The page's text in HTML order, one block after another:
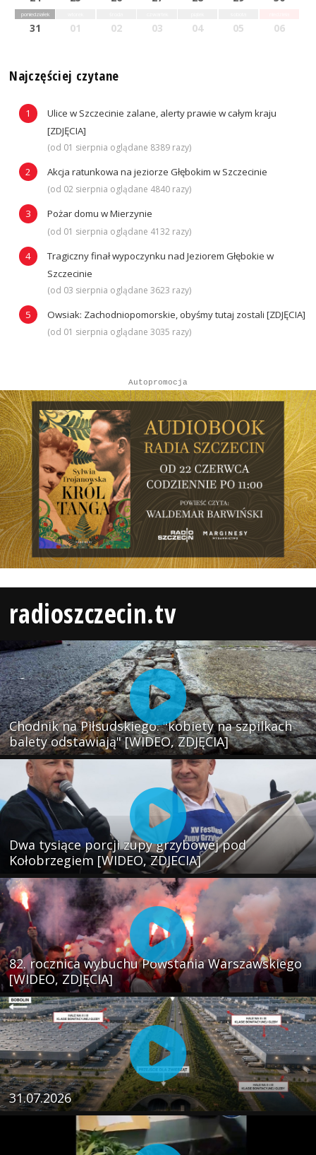
poniedziałek
31 01 02 03 04 05 06
Najczęściej czytane
Ulice w Szczecinie zalane, alerty prawie w całym kraju
[ZDJĘCIA]
(od 01 sierpnia oglądane 8389 razy)
Akcja ratunkowa na jeziorze Głębokim w Szczecinie
(od 02 sierpnia oglądane 4840 razy)
Pożar domu w Mierzynie
(od 01 sierpnia oglądane 4132 razy)
Tragiczny finał wypoczynku nad Jeziorem Głębokie w
Szczecinie
(od 03 sierpnia oglądane 3623 razy)
Owsiak: Zachodniopomorskie, obyśmy tutaj zostali [ZDJĘCIA]
(od 01 sierpnia oglądane 3035 razy)
Autopromocja
radioszczecin.tv
Chodnik na Piłsudskiego: "kobiety na szpilkach
balety odstawiają" [WIDEO, ZDJĘCIA]
Dwa tysiące porcji zupy grzybowej pod
Kołobrzegiem [WIDEO, ZDJECIA]
82. rocznica wybuchu Powstania Warszawskiego
[WIDEO, ZDJĘCIA]
31.07.2026